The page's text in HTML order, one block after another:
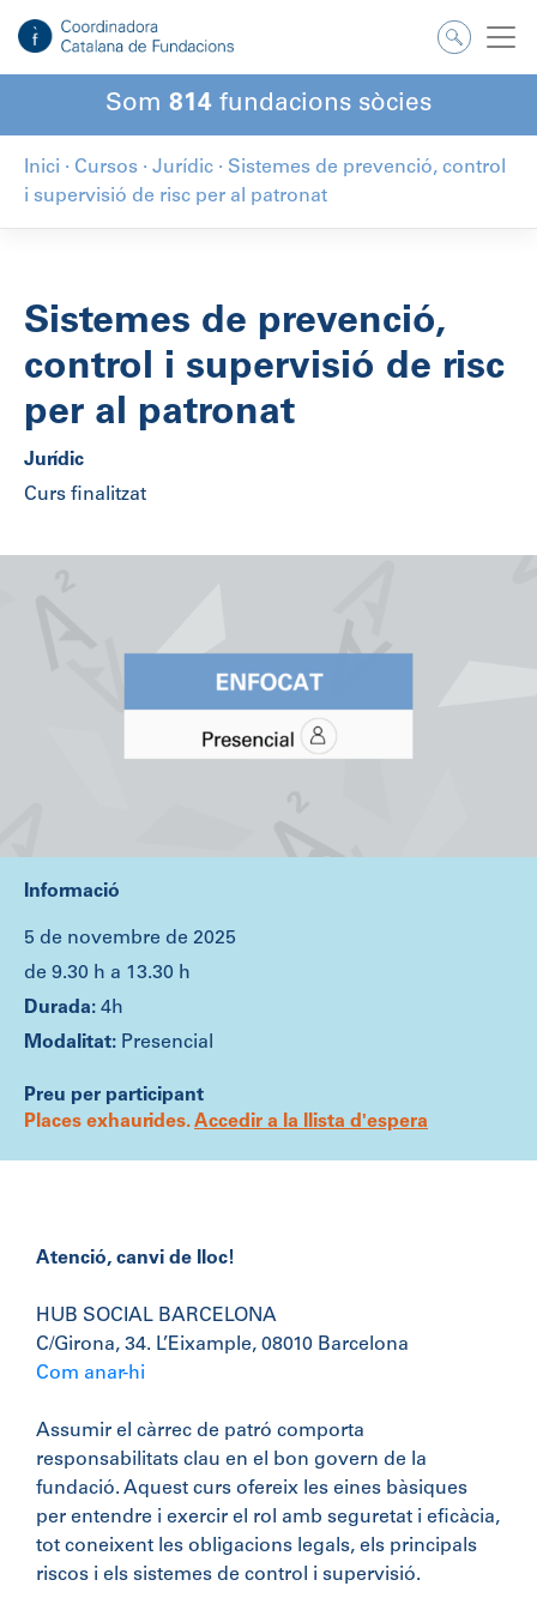
Som 814 fundacions sòcies
Inici · Cursos · Jurídic · Sistemes de prevenció, control
i supervisió de risc per al patronat
Sistemes de prevenció,
control i supervisió de risc
per al patronat
Jurídic
Curs finalitzat
Informació
5 de novembre de 2025
de 9.30 h a 13.30 h
4h
Presencial
Preu per participant
Places exhaurides.Accedir a la llista d'espera
Atenció, canvi de lloc!
HUB SOCIAL BARCELONA
C/Girona, 34. L’Eixample, 08010 Barcelona
Com anar-hi
Assumir el càrrec de patró comporta
responsabilitats clau en el bon govern de la
fundació. Aquest curs ofereix les eines bàsiques
per entendre i exercir el rol amb seguretat i eficàcia,
tot coneixent les obligacions legals, els principals
riscos i els sistemes de control i supervisió.